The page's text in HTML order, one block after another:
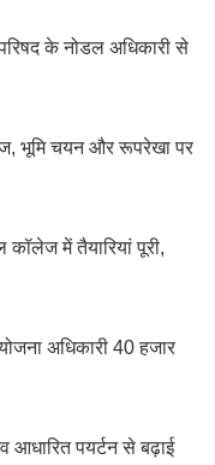
के नोडल अधिकारी से
भूमि चयन और रूपरेखा पर
में तैयारियां पूरी,
अधिकारी 40 हजार
आधारित पयर्टन से बढ़ाई